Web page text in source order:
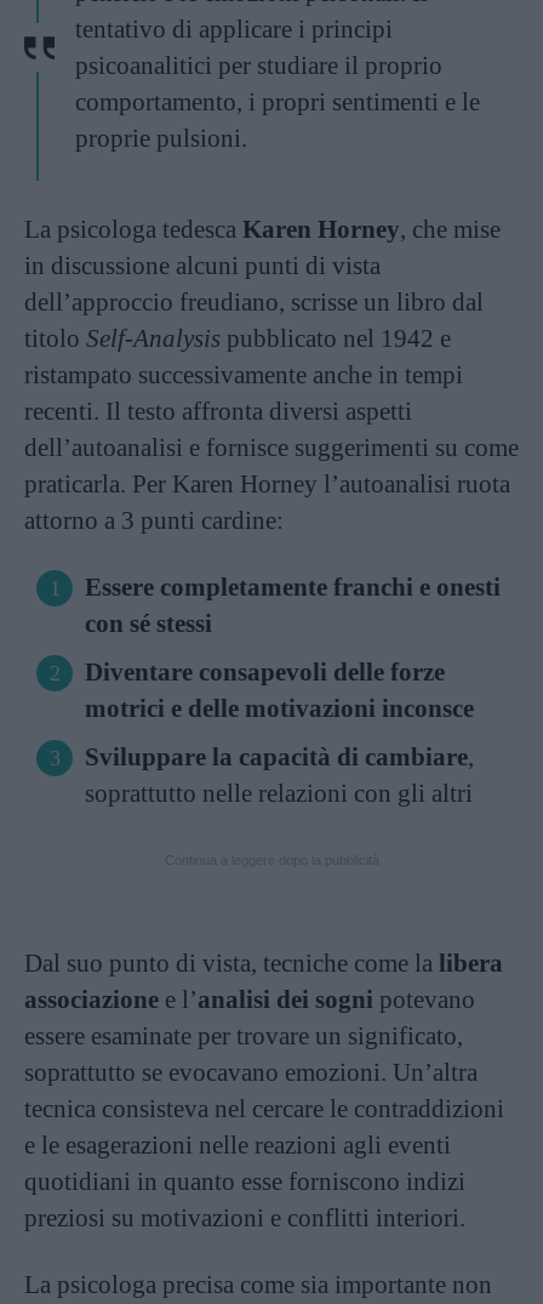
tentativo di applicare i principi
psicoanalitici per studiare il proprio
comportamento, i propri sentimenti e le
proprie pulsioni.
La psicologa tedesca Karen Horney, che mise
in discussione alcuni punti di vista
dell’approccio freudiano, scrisse un libro dal
titolo Self-Analysis pubblicato nel 1942 e
ristampato successivamente anche in tempi
recenti. Il testo affronta diversi aspetti
dell’autoanalisi e fornisce suggerimenti su come
praticarla. Per Karen Horney l’autoanalisi ruota
attorno a 3 punti cardine:
Essere completamente franchi e onesti
con sé stessi
Diventare consapevoli delle forze
motrici e delle motivazioni inconsce
Sviluppare la capacità di cambiare,
soprattutto nelle relazioni con gli altri
Dal suo punto di vista, tecniche come la libera
associazione e l’analisi dei sogni potevano
essere esaminate per trovare un significato,
soprattutto se evocavano emozioni. Un’altra
tecnica consisteva nel cercare le contraddizioni
e le esagerazioni nelle reazioni agli eventi
quotidiani in quanto esse forniscono indizi
preziosi su motivazioni e conflitti interiori.
La psicologa precisa come sia importante non